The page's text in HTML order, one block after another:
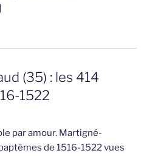
(35) : les 414
1522
par amour. Martigné-
de 1516-1522 vues